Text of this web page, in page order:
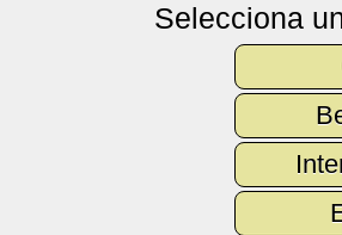
Selecciona